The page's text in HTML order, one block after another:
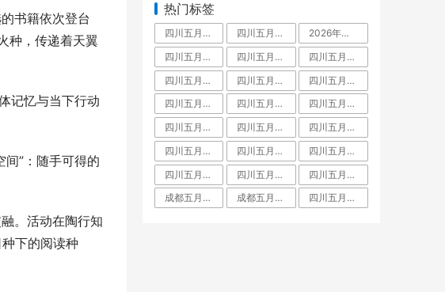
书籍依次登台
种，传递着天翼
记忆与当下行动
”：随手可得的
。活动在陶行知
下的阅读种
热门标签
四川五月花技师学院是中专还是大专,毕业拿什么学历文凭 四川五月花技师学院占地面积有多大
2026年四川五月花技师学院教师招聘,五月花老师工资待遇
四川五月花技师学院学费多少
四川五月花技师学院怎么样
四川五月花技师学院好不好
四川五月花技师学院是什么学校
四川五月花技师学院是大专还是中专,师资力量
四川五月花技师学院是大专吗
四川五月花技师学院教师待遇
四川五月花技师学院金堂校区
四川五月花技师学院招聘
四川五月花技师学院团结校区
四川五月花技师学院教师工资待遇多少钱一月
四川五月花技师学院升学班
四川五月花技师学校是人社局还是教育局
四川五月花技师学院是职高吗
四川五月花技师学院有什么专业
四川五月花技师学院怎么样郫县
四川五月花技师学院是公办还是民办学校
四川五月花技师学院好不好大家觉得
成都五月花是啥文凭
成都五月花职业学校学费 四川五月花技师学院是什么学校全日制技师院校